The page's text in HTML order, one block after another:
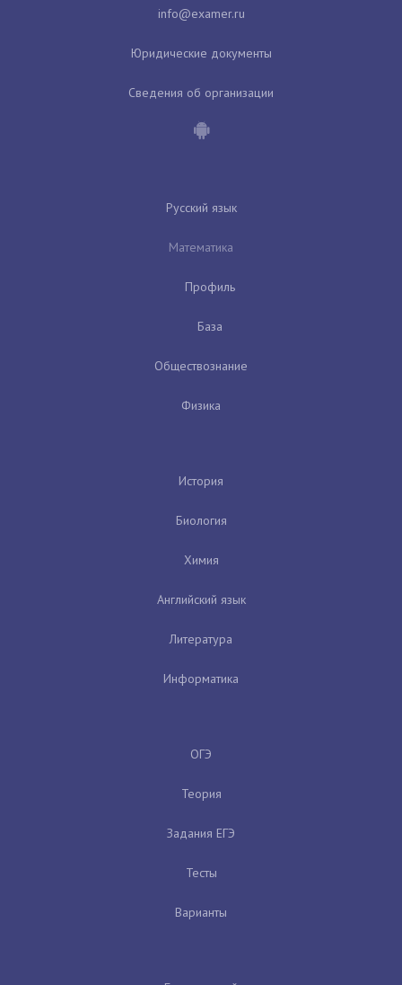
Юридические документы
Сведения об организации
Русский язык
Математика
Профиль
База
Обществознание
Физика
История
Биология
Химия
Английский язык
Литература
Информатика
ОГЭ
Теория
Задания ЕГЭ
Тесты
Варианты